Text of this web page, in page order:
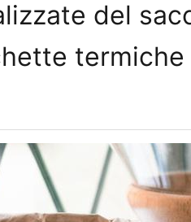
del
termiche